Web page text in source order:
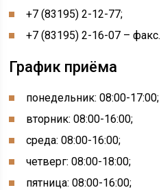
+7 (83195) 2-12-77;
+7 (83195) 2-16-07 – факс.
График приёма
понедельник: 08:00-17:00;
вторник: 08:00-16:00;
среда: 08:00-16:00;
четверг: 08:00-18:00;
пятница: 08:00-16:00;